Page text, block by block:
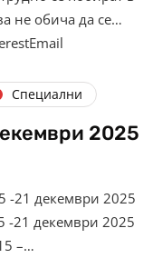
не обича да се…
Специални
2025
-21 декември 2025
-21 декември 2025
–…